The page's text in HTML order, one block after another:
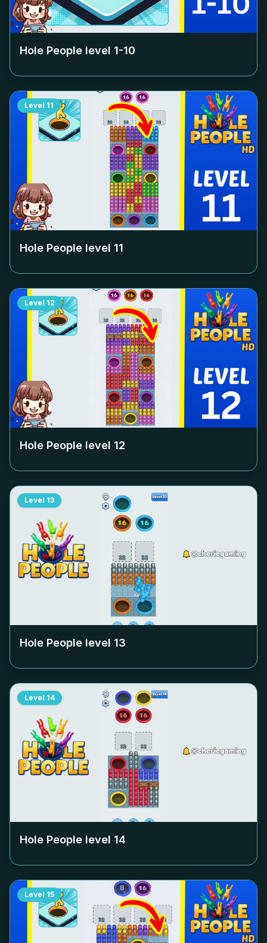
Hole People level 1-10
Level 11
Hole People level 11
Level 12
Hole People level 12
Level 13
Hole People level 13
Level 14
Hole People level 14
Level 15